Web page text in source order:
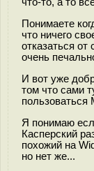
Понимаете
что ничего
отказаться
очень
И вот уже
том что сами
пользоваться
Я понимаю
Касперский
похожий на
но нет же...